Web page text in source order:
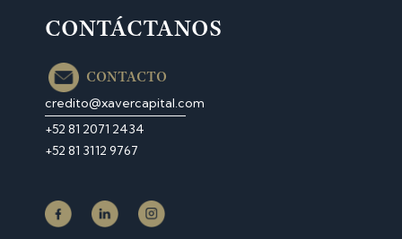
CONTÁCTANOS
CONTACTO
credito@xavercapital.com
‎+52 81 2071 2434
+52 81 3112 9767